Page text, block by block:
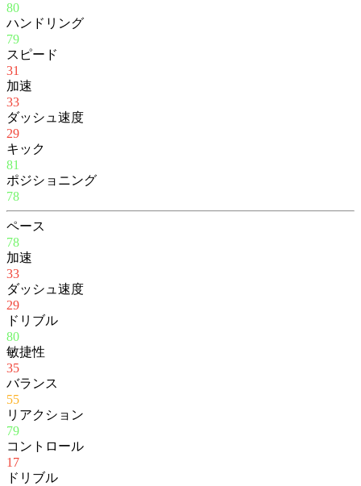
80
ハンドリング
79
スピード
31
加速
33
ダッシュ速度
29
キック
81
ポジショニング
78
ペース
78
加速
33
ダッシュ速度
29
ドリブル
80
敏捷性
35
バランス
55
リアクション
79
コントロール
17
ドリブル